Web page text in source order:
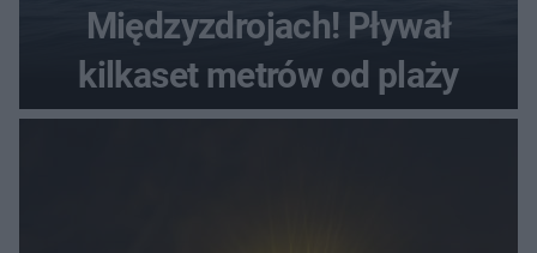
Międzyzdrojach! Pływał
kilkaset metrów od plaży